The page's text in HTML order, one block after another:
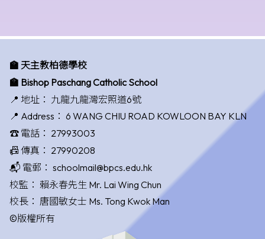
🏫 天主教柏德學校
🏫 Bishop Paschang Catholic School
📍 地址： 九龍九龍灣宏照道6號
📍 Address： 6 WANG CHIU ROAD KOWLOON BAY KLN
☎️ 電話： 27993003
📠 傳真： 27990208
📬 電郵： schoolmail@bpcs.edu.hk
校監： 賴永春先生 Mr. Lai Wing Chun
校長： 唐國敏女士 Ms. Tong Kwok Man
©版權所有